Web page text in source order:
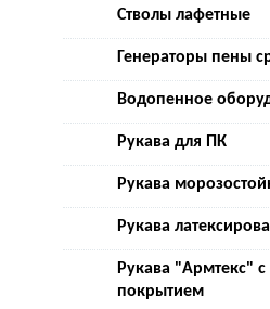
Стволы лафетные
Генераторы пены
Водопенное
Рукава для ПК
Рукава
Рукава
Рукава "Армтекс"
покрытием